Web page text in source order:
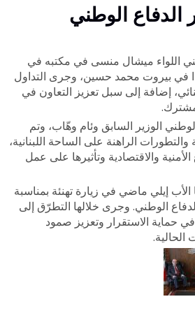
الدفاع الوطني
اللواء ميشال منسى في مكتبه في
في بيروت محمد حسين، وجرى التداول
إضافة إلى سبل تعزيز التعاون في
الوزير السابق وئام وهّاب، وتم
الراهنة على الساحة اللبنانية،
والاقتصادية وتأثيرها على عمل
إيلي ماضي في زيارة تهنئة بمناسبة
الوطني. وجرى خلالها التطرّق إلى
حماية الاستقرار وتعزيز صمود
الحالية.